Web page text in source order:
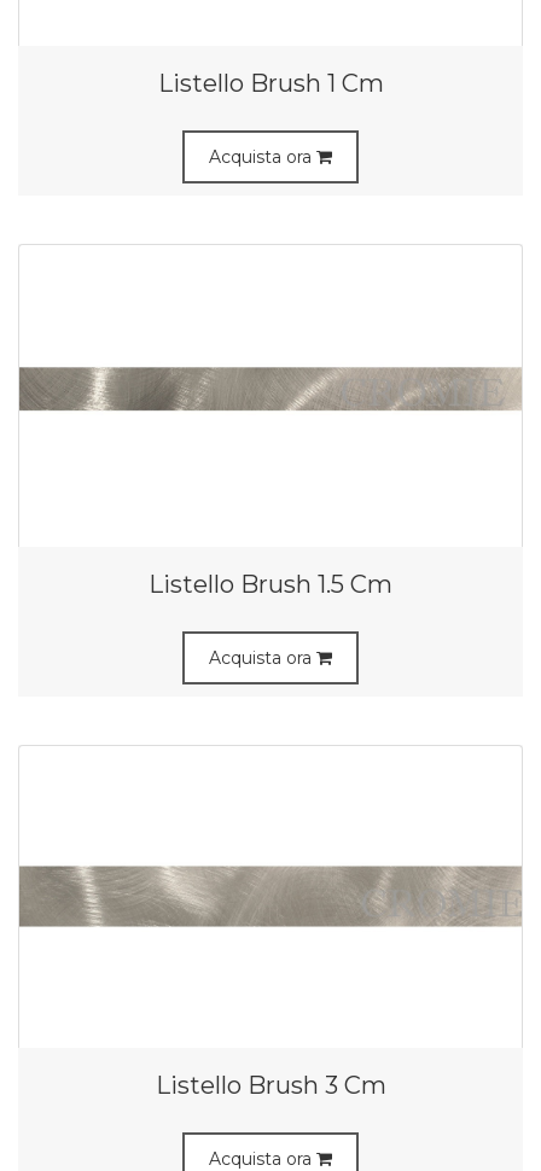
Listello Brush 1 Cm
Acquista ora
Listello Brush 1.5 Cm
Acquista ora
Listello Brush 3 Cm
Acquista ora